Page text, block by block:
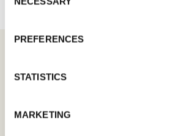
Selection
PREFERENCES
STATISTICS
MARKETING